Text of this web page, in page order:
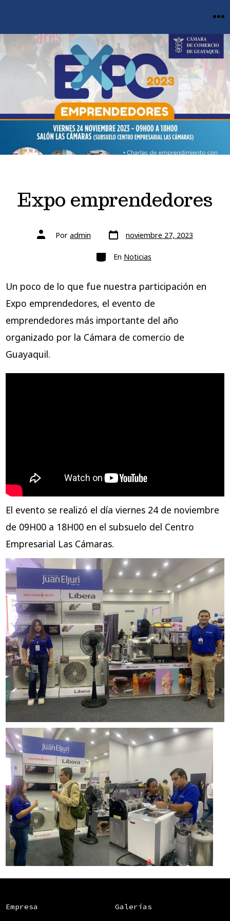
contenido
Expo emprendedores
Autor
de Por admin Fecha
de
noviembre 27, 2023
Categorías
En Noticias
Un poco de lo que fue nuestra participación en
Expo emprendedores, el evento de
emprendedores más importante del año
organizado por la Cámara de comercio de
Guayaquil.
El evento se realizó el día viernes 24 de noviembre
de 09H00 a 18H00 en el subsuelo del Centro
Empresarial Las Cámaras.
Empresa Galerías